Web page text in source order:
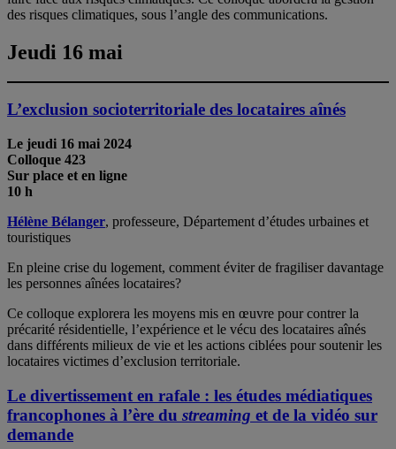
des risques climatiques, sous l’angle des communications.
Jeudi 16 mai
L’exclusion socioterritoriale des locataires aînés
Le jeudi 16 mai 2024
Colloque 423
Sur place et en ligne
10 h
Hélène Bélanger, professeure, Département d’études urbaines et
touristiques
En pleine crise du logement, comment éviter de fragiliser davantage
les personnes aînées locataires?
Ce colloque explorera les moyens mis en œuvre pour contrer la
précarité résidentielle, l’expérience et le vécu des locataires aînés
dans différents milieux de vie et les actions ciblées pour soutenir les
locataires victimes d’exclusion territoriale.
Le divertissement en rafale : les études médiatiques
francophones à l’ère du streaming et de la vidéo sur
demande